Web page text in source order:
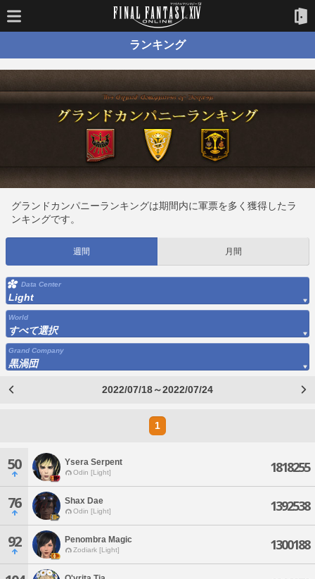
ランキング
グランドカンパニーランキングは期間内に軍票を多く獲得したラ
ンキングです。
週間 月間
Data Center
Light
World
すべて選択
Grand Company
黒渦団
2022/07/18～2022/07/24
1
50 Ysera Serpent
Odin [Light] 1818255
76 Shax Dae
Odin [Light] 1392538
92 Penombra Magic
Zodiark [Light] 1300188